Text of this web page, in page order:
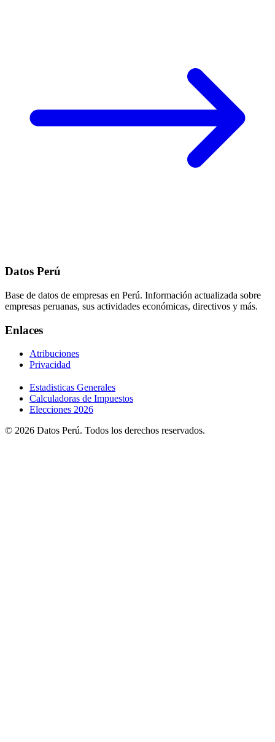
Datos Perú
Base de datos de empresas en Perú. Información actualizada sobre
empresas peruanas, sus actividades económicas, directivos y más.
Enlaces
Atribuciones
Privacidad
Estadisticas Generales
Calculadoras de Impuestos
Elecciones 2026
© 2026 Datos Perú. Todos los derechos reservados.